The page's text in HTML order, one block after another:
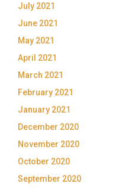
July 2021
June 2021
May 2021
April 2021
March 2021
February 2021
January 2021
December 2020
November 2020
October 2020
September 2020